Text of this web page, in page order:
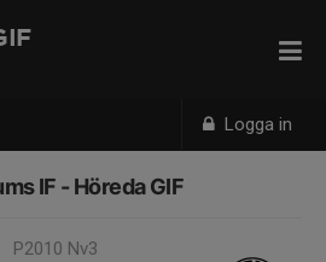
Logga in
IF - Höreda GIF
P2010 Nv3